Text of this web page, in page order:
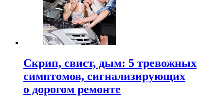
Скрип, свист, дым: 5 тревожных
симптомов, сигнализирующих
о дорогом ремонте